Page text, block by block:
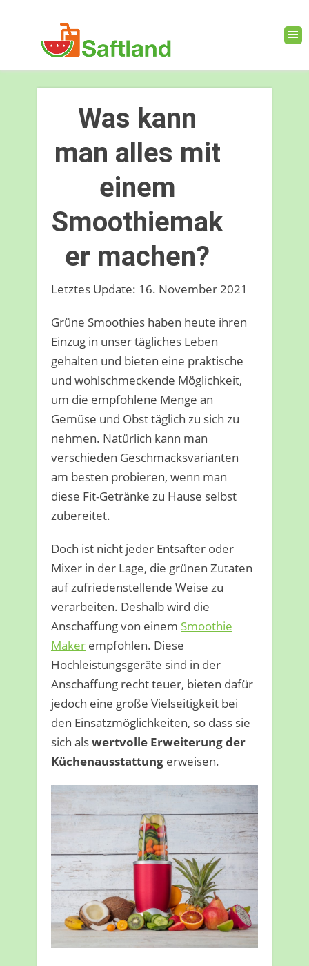
Was kann
man alles mit
einem
Smoothiemak
er machen?
Letztes Update: 16. November 2021
Grüne Smoothies haben heute ihren
Einzug in unser tägliches Leben
gehalten und bieten eine praktische
und wohlschmeckende Möglichkeit,
um die empfohlene Menge an
Gemüse und Obst täglich zu sich zu
nehmen. Natürlich kann man
verschieden Geschmacksvarianten
am besten probieren, wenn man
diese Fit-Getränke zu Hause selbst
zubereitet.
Doch ist nicht jeder Entsafter oder
Mixer in der Lage, die grünen Zutaten
auf zufriedenstellende Weise zu
verarbeiten. Deshalb wird die
Anschaffung von einem Smoothie
Maker empfohlen. Diese
Hochleistungsgeräte sind in der
Anschaffung recht teuer, bieten dafür
jedoch eine große Vielseitigkeit bei
den Einsatzmöglichkeiten, so dass sie
sich alswertvolle Erweiterung der
Küchenausstattung erweisen.